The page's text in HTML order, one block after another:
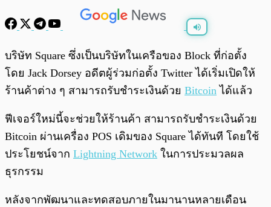
0:00/ 0:00
บริษัท Square ซึ่งเป็นบริษัทในเครือของ Block ที่ก่อตั้ง
โดย Jack Dorsey อดีตผู้ร่วมก่อตั้ง Twitter ได้เริ่มเปิดให้
ร้านค้าต่าง ๆ สามารถรับชำระเงินด้วย Bitcoin ได้แล้ว
ฟีเจอร์ใหม่นี้จะช่วยให้ร้านค้า สามารถรับชำระเงินด้วย
Bitcoin ผ่านเครื่อง POS เดิมของ Square ได้ทันที โดยใช้
ประโยชน์จาก Lightning Network ในการประมวลผล
ธุรกรรม
หลังจากพัฒนาและทดสอบภายในมานานหลายเดือน